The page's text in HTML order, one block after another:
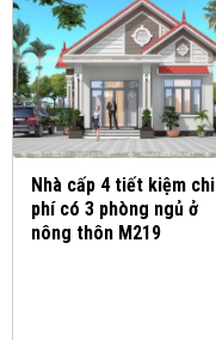
Nhà cấp 4 tiết kiệm chi
phí có 3 phòng ngủ ở
nông thôn M219